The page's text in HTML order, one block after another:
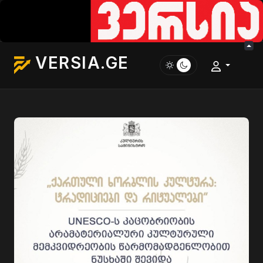
VERSIA.GE